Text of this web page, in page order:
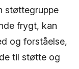
støttegruppe
frygt, kan
og forståelse,
til støtte og